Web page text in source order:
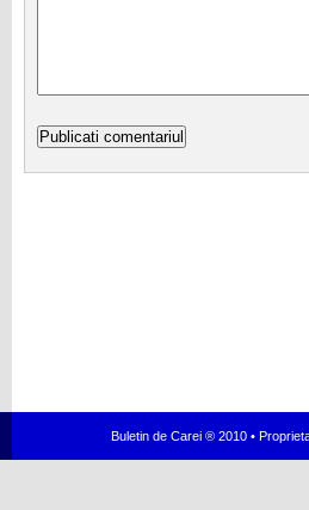
Buletin de Carei ® 2010 •